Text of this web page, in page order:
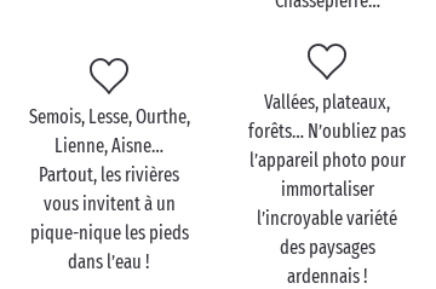
ou trail en VTT, rejoignez votre itinéraire préféré
Au sud de la province de Luxembourg, la dense forêt
laisse place à la vallée de la Semois et à ses riches
prairies où trônent châteaux et forteresses. Bouillon,
Bertrix et Herbeumont vous invitent à découvrir leur
riche patrimoine qu’elles partagent avec fierté et
passion !
Semois, Lesse, Ourthe,
Lienne, Aisne…
Partout, les rivières
vous invitent à un
pique-nique les pieds
dans l’eau !
Vallées, plateaux,
forêts… N’oubliez pas
l’appareil photo pour
immortaliser
l’incroyable variété
des paysages
ardennais !